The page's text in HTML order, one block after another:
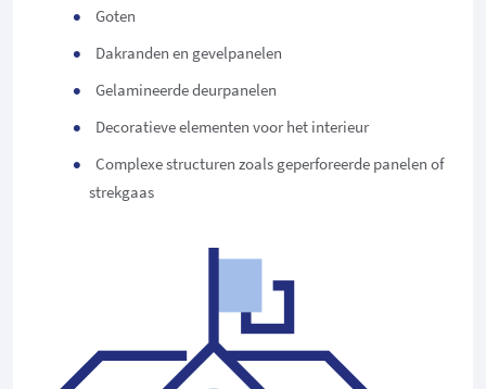
Goten
Dakranden en gevelpanelen
Gelamineerde deurpanelen
Decoratieve elementen voor het interieur
Complexe structuren zoals geperforeerde panelen of
strekgaas